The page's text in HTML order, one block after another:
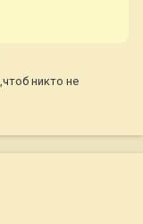
никто не